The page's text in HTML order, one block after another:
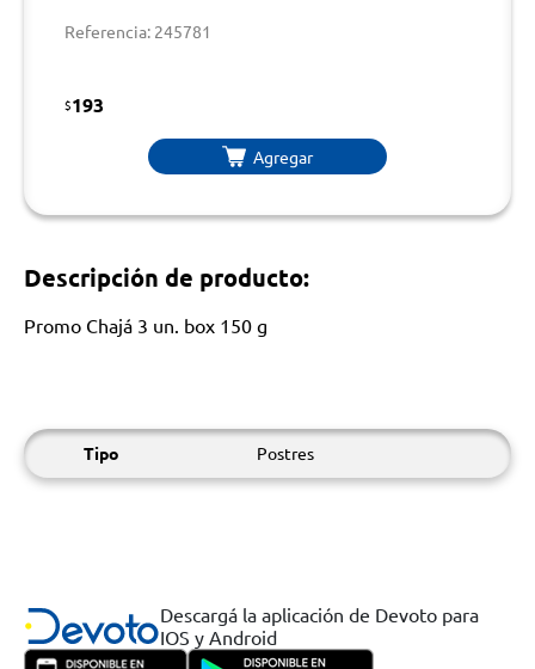
Referencia: 245781
$193
Agregar
Descripción de producto:
Promo Chajá 3 un. box 150 g
Tipo Postres
Descargá la aplicación de Devoto para
IOS y Android